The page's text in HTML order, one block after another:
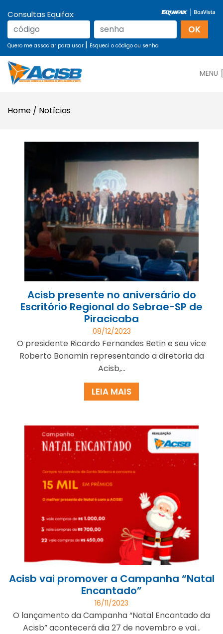
Consultas Equifax:
Quero me associar para usar | Esqueci o código ou senha
MENU
Home / Notícias
Acisb presente no aniversário do
Escritório Regional do Sebrae-SP de
Piracicaba
08/12/2023
O presidente Ricardo Fernandes Betin e seu vice
Roberto Bonamin representando a diretoria da
Acisb,...
LEIA MAIS
Acisb vai promover a Campanha “Natal
Encantado”
16/11/2023
O lançamento da Campanha “Natal Encantado da
Acisb” acontecerá dia 27 de novembro e vai...